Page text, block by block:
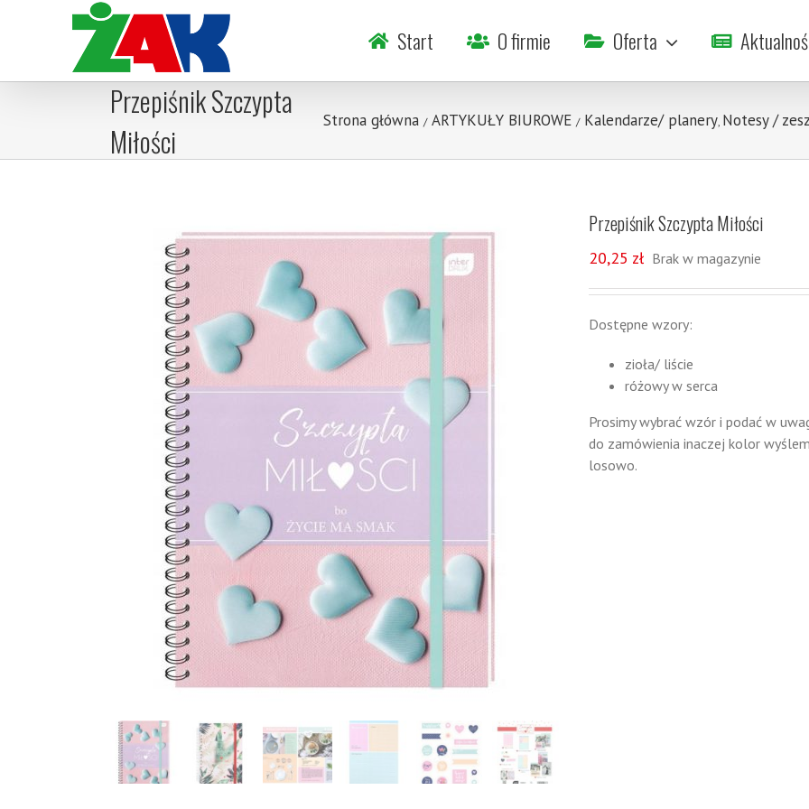
Start O firmie Oferta
Przepiśnik Szczypta
Miłości
Strona główna / ARTYKUŁY BIUROWE / Kalendarze/ planery, Notesy /
Przepiśnik Szczypta Miłości
20,25 zł Brak w magazynie
Dostępne wzory:
zioła/ liście
różowy w serca
Prosimy wybrać wzór i podać w
do zamówienia inaczej kolor
losowo.